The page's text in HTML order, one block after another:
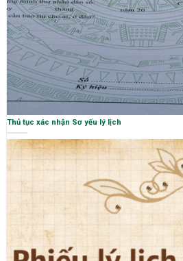
Thủ tục xác nhận Sơ yếu lý lịch